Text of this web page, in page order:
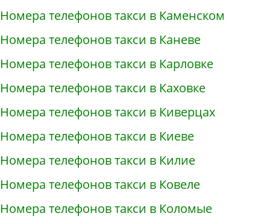
Номера телефонов такси в Каменском
Номера телефонов такси в Каневе
Номера телефонов такси в Карловке
Номера телефонов такси в Каховке
Номера телефонов такси в Киверцах
Номера телефонов такси в Киеве
Номера телефонов такси в Килие
Номера телефонов такси в Ковеле
Номера телефонов такси в Коломые